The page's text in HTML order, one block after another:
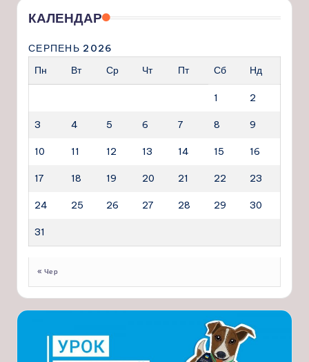
КАЛЕНДАР
СЕРПЕНЬ 2026
Пн
Вт Ср Чт Пт Сб Нд
1 2
3 4 5 6 7 8 9
10 11 12 13 14 15 16
17 18 19 20 21 22 23
24 25 26 27 28 29 30
31
« Чер